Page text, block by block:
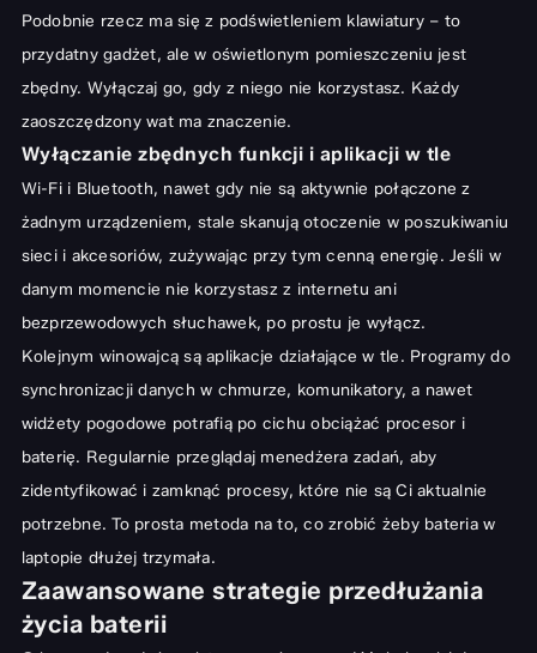
Podobnie rzecz ma się z podświetleniem klawiatury – to
przydatny gadżet, ale w oświetlonym pomieszczeniu jest
zbędny. Wyłączaj go, gdy z niego nie korzystasz. Każdy
zaoszczędzony wat ma znaczenie.
Wyłączanie zbędnych funkcji i aplikacji w tle
Wi-Fi i Bluetooth, nawet gdy nie są aktywnie połączone z
żadnym urządzeniem, stale skanują otoczenie w poszukiwaniu
sieci i akcesoriów, zużywając przy tym cenną energię. Jeśli w
danym momencie nie korzystasz z internetu ani
bezprzewodowych słuchawek, po prostu je wyłącz.
Kolejnym winowajcą są aplikacje działające w tle. Programy do
synchronizacji danych w chmurze, komunikatory, a nawet
widżety pogodowe potrafią po cichu obciążać procesor i
baterię. Regularnie przeglądaj menedżera zadań, aby
zidentyfikować i zamknąć procesy, które nie są Ci aktualnie
potrzebne. To prosta metoda na to, co zrobić żeby bateria w
laptopie dłużej trzymała.
Zaawansowane strategie przedłużania
życia baterii